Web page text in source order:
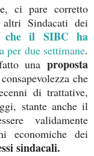
ci pare corretto
Sindacati dei
che il SIBC ha
per due settimane.
una proposta
che
di trattative,
stante anche il
validamente
economiche dei
sindacali.